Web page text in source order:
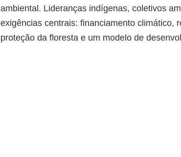
ambiental. Lideranças indígenas, coletivos
exigências centrais: financiamento climático,
proteção da floresta e um modelo de